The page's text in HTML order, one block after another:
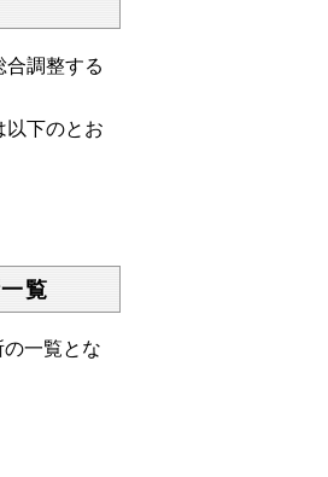
調整する
下のとお
覧
一覧とな